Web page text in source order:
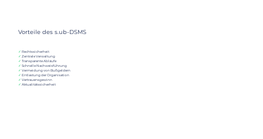
Vorteile des s.ub-DSMS
✓ Rechtssicherheit
✓ Zentrale Verwaltung
✓ Transparente Abläufe
✓ Schnelle Nachweisführung
✓ Vermeidung von Bußgeldern
✓ Entlastung der Organisation
✓ Vertrauensgewinn
✓ Aktualitätssicherheit